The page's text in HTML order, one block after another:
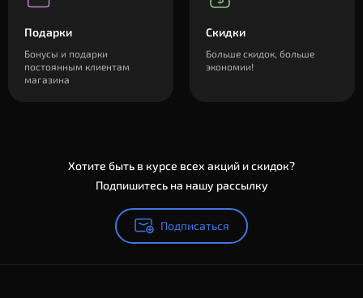
Подарки
Бонусы и подарки
постоянным клиентам
магазина
Скидки
Больше скидок, больше
экономии!
Хотите быть в курсе всех акций и скидок?
Подпишитесь на нашу рассылку
Подписаться